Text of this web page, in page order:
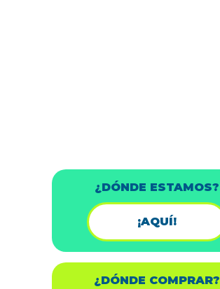
¿DÓNDE ESTAMOS?
¡AQUÍ!
¿DÓNDE COMPRAR?